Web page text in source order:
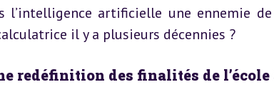
l’intelligence artificielle une ennemie
il y a plusieurs décennies ?
redéfinition des finalités de l’école